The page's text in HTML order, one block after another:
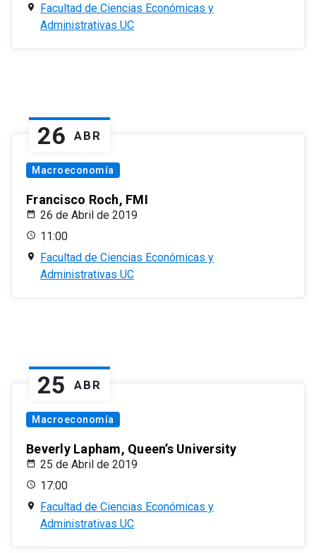
Facultad de Ciencias Económicas y
Administrativas UC
26 ABR
Macroeconomía
Francisco Roch, FMI
26 de Abril de 2019
11:00
Facultad de Ciencias Económicas y
Administrativas UC
25 ABR
Macroeconomía
Beverly Lapham, Queen’s University
25 de Abril de 2019
17:00
Facultad de Ciencias Económicas y
Administrativas UC